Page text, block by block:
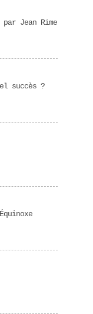
Jean Rime
succès ?